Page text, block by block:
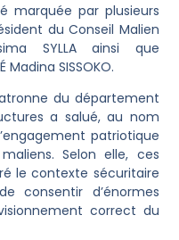
marquée par plusieurs
du Conseil Malien
SYLLA ainsi que
Madina SISSOKO.
du département
a salué, au nom
patriotique
Selon elle, ces
le contexte sécuritaire
consentir d’énormes
correct du